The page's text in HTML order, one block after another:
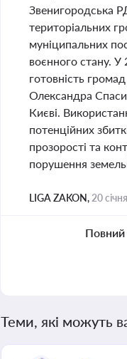
Звенигородська
територіальних
муніципальних
воєнного стану. У
готовність
Олександра
Києві.
потенційних
прозорості та
порушення
LIGA ZAKON, 20
Повний
Теми, які можуть